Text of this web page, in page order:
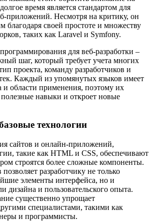
время является стандартом для
приложений. Несмотря на критику, он
благодаря своей простоте и множеству
таких как Laravel и Symfony.
для веб-разработки –
шаг, который требует учета многих
проекта, команду разработчиков и
Каждый из упомянутых языков имеет
и области применения, поэтому их
навыки и откроет новые
технологии
сайтов и онлайн-приложений,
такие как HTML и CSS, обеспечивают
строятся более сложные компоненты.
разработчику не только
элементы интерфейса, но и
дизайна и пользовательского опыта.
существенно упрощает
специалистами, такими как
и программисты.